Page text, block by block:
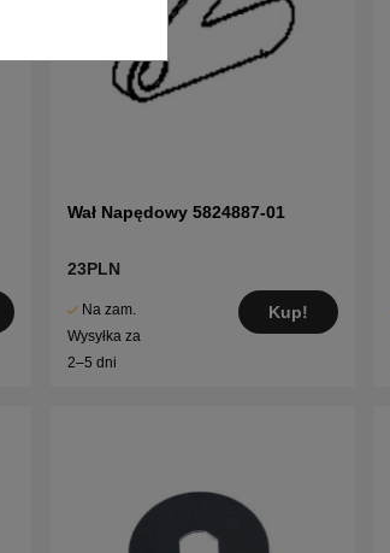
Wał Napędowy 5824887-01
23PLN
Na zam.
Wysyłka za
2–5 dni
Kup!